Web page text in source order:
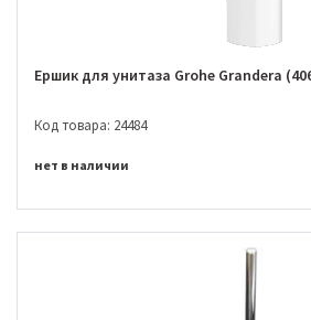
Ершик для унитаза Grohe Grandera
Код товара: 24484
нет в наличии